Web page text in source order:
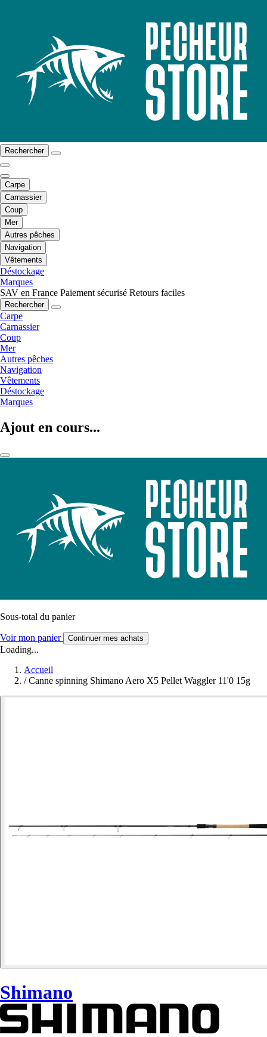
Rechercher
Carpe
Carnassier
Coup
Mer
Autres pêches
Navigation
Vêtements
Déstockage
Marques
SAV en France Paiement sécurisé Retours faciles
Rechercher
Carpe
Carnassier
Coup
Mer
Autres pêches
Navigation
Vêtements
Déstockage
Marques
Ajout en cours...
Sous-total du panier
Voir mon panier Continuer mes achats
Loading...
Accueil
/ Canne spinning Shimano Aero X5 Pellet Waggler 11'0 15g
Shimano